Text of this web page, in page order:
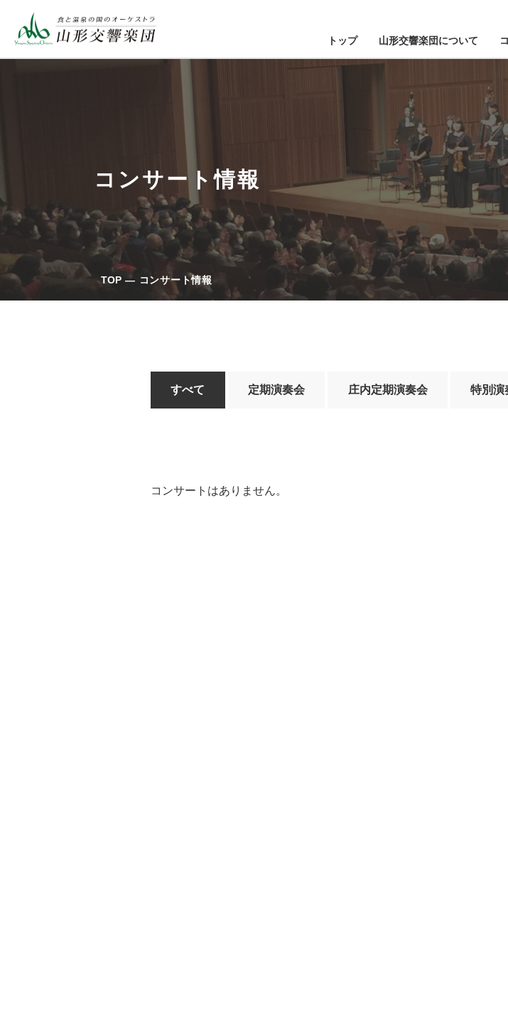
トップ 山形交響楽団について
山響が目指すもの
指揮者・楽団員紹介
山響アマデウスコア
山響の教育・地域交流
動画で見る山響
団体情報
チ
定期
コンサート情報
TOP コンサート情報
すべて 定期演奏会 庄内定期演奏会 特別演
コンサートはありません。